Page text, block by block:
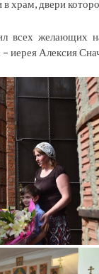
храм, двери
всех желающих
– иерея Алексия